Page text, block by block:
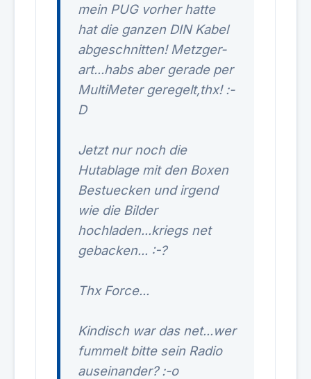
mein PUG vorher hatte
hat die ganzen DIN Kabel
abgeschnitten! Metzger-
art...habs aber gerade per
MultiMeter geregelt,thx! :-
D
Jetzt nur noch die
Hutablage mit den Boxen
Bestuecken und irgend
wie die Bilder
hochladen...kriegs net
gebacken... :-?
Thx Force...
Kindisch war das net...wer
fummelt bitte sein Radio
auseinander? :-o